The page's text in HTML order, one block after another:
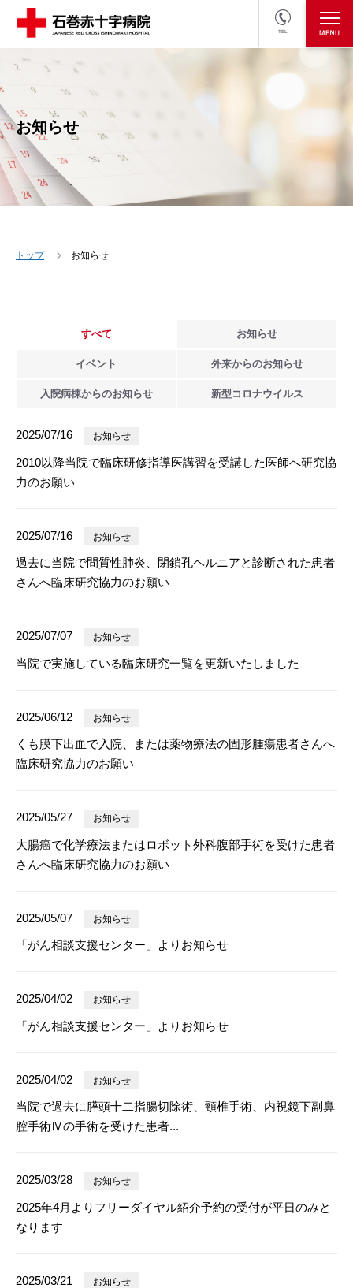
TEL
医療関係者の方
お知らせ
トップ お知らせ
すべて お知らせ
イベント 外来からのお知らせ
入院病棟からのお知らせ 新型 コロナウイルス
2025/07/16 お知らせ
2010以降当院で臨床研修指導医講習を受講した医師へ研究協
力のお願い
2025/07/16 お知らせ
過去に当院で間質性肺炎、閉鎖孔ヘルニアと診断された患者
さんへ臨床研究協力のお願い
2025/07/07 お知らせ
当院で実施している臨床研究一覧を更新いたしました
2025/06/12 お知らせ
くも膜下出血で入院、または薬物療法の固形腫瘍患者さんへ
臨床研究協力のお願い
2025/05/27 お知らせ
大腸癌で化学療法またはロボット外科腹部手術を受けた患者
さんへ臨床研究協力のお願い
2025/05/07 お知らせ
「がん相談支援センター」よりお知らせ
2025/04/02 お知らせ
「がん相談支援センター」よりお知らせ
2025/04/02 お知らせ
当院で過去に膵頭十二指腸切除術、頸椎手術、内視鏡下副鼻
腔手術Ⅳの手術を受けた患者...
2025/03/28 お知らせ
2025年4月よりフリーダイヤル紹介予約の受付が平日のみと
なります
2025/03/21 お知らせ